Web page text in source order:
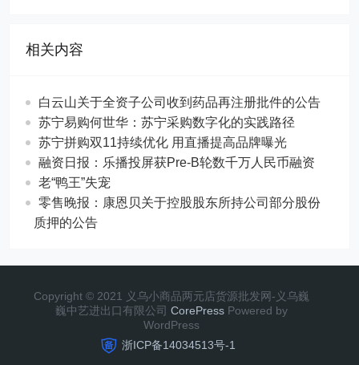
相关内容
白云山关于全资子公司收到药品再注册批件的公告
苏宁易购何世华：苏宁采购数字化的实践路径
苏宁拼购双11持续优化 用直播提高品牌曝光
融资日报：乐播投屏获Pre-B轮数千万人民币融资
老“鸭王”失宠
零售晚报：康恩贝关于控股股东所持公司部分股份
质押的公告
Copyright © 2021 义乌小商品两元店货源批发网-义乌巍
巍中艺进出口有限公司 CorePress Powered by
WordPress
浙ICP备14034513号-1